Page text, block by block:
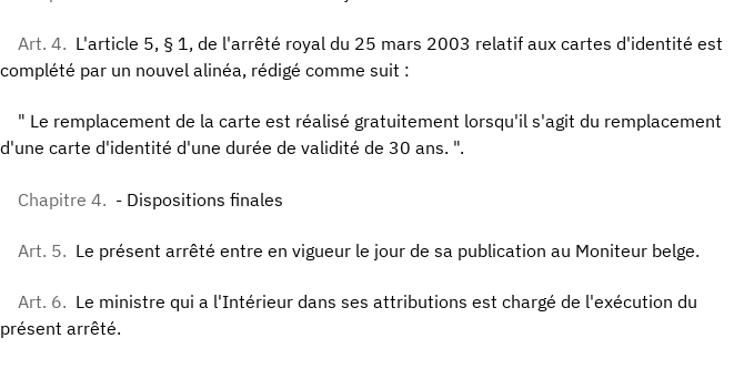
Art. 4. L'article 5, § 1, de l'arrêté royal du 25 mars 2003 relatif aux cartes d'identité est
complété par un nouvel alinéa, rédigé comme suit :
" Le remplacement de la carte est réalisé gratuitement lorsqu'il s'agit du remplacement
d'une carte d'identité d'une durée de validité de 30 ans. ".
Chapitre 4. - Dispositions finales
Art. 5. Le présent arrêté entre en vigueur le jour de sa publication au Moniteur belge.
Art. 6. Le ministre qui a l'Intérieur dans ses attributions est chargé de l'exécution du
présent arrêté.